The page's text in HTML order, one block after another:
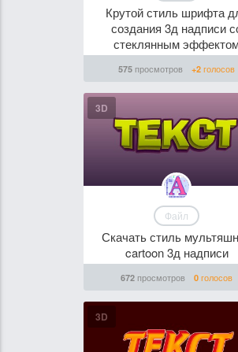
Крутой стиль шрифта
создания 3д надписи
стеклянным
575 просмотров +2 голосов
3D
Файл
Скачать стиль
cartoon 3д надписи
672 просмотров 0 голосов
3D